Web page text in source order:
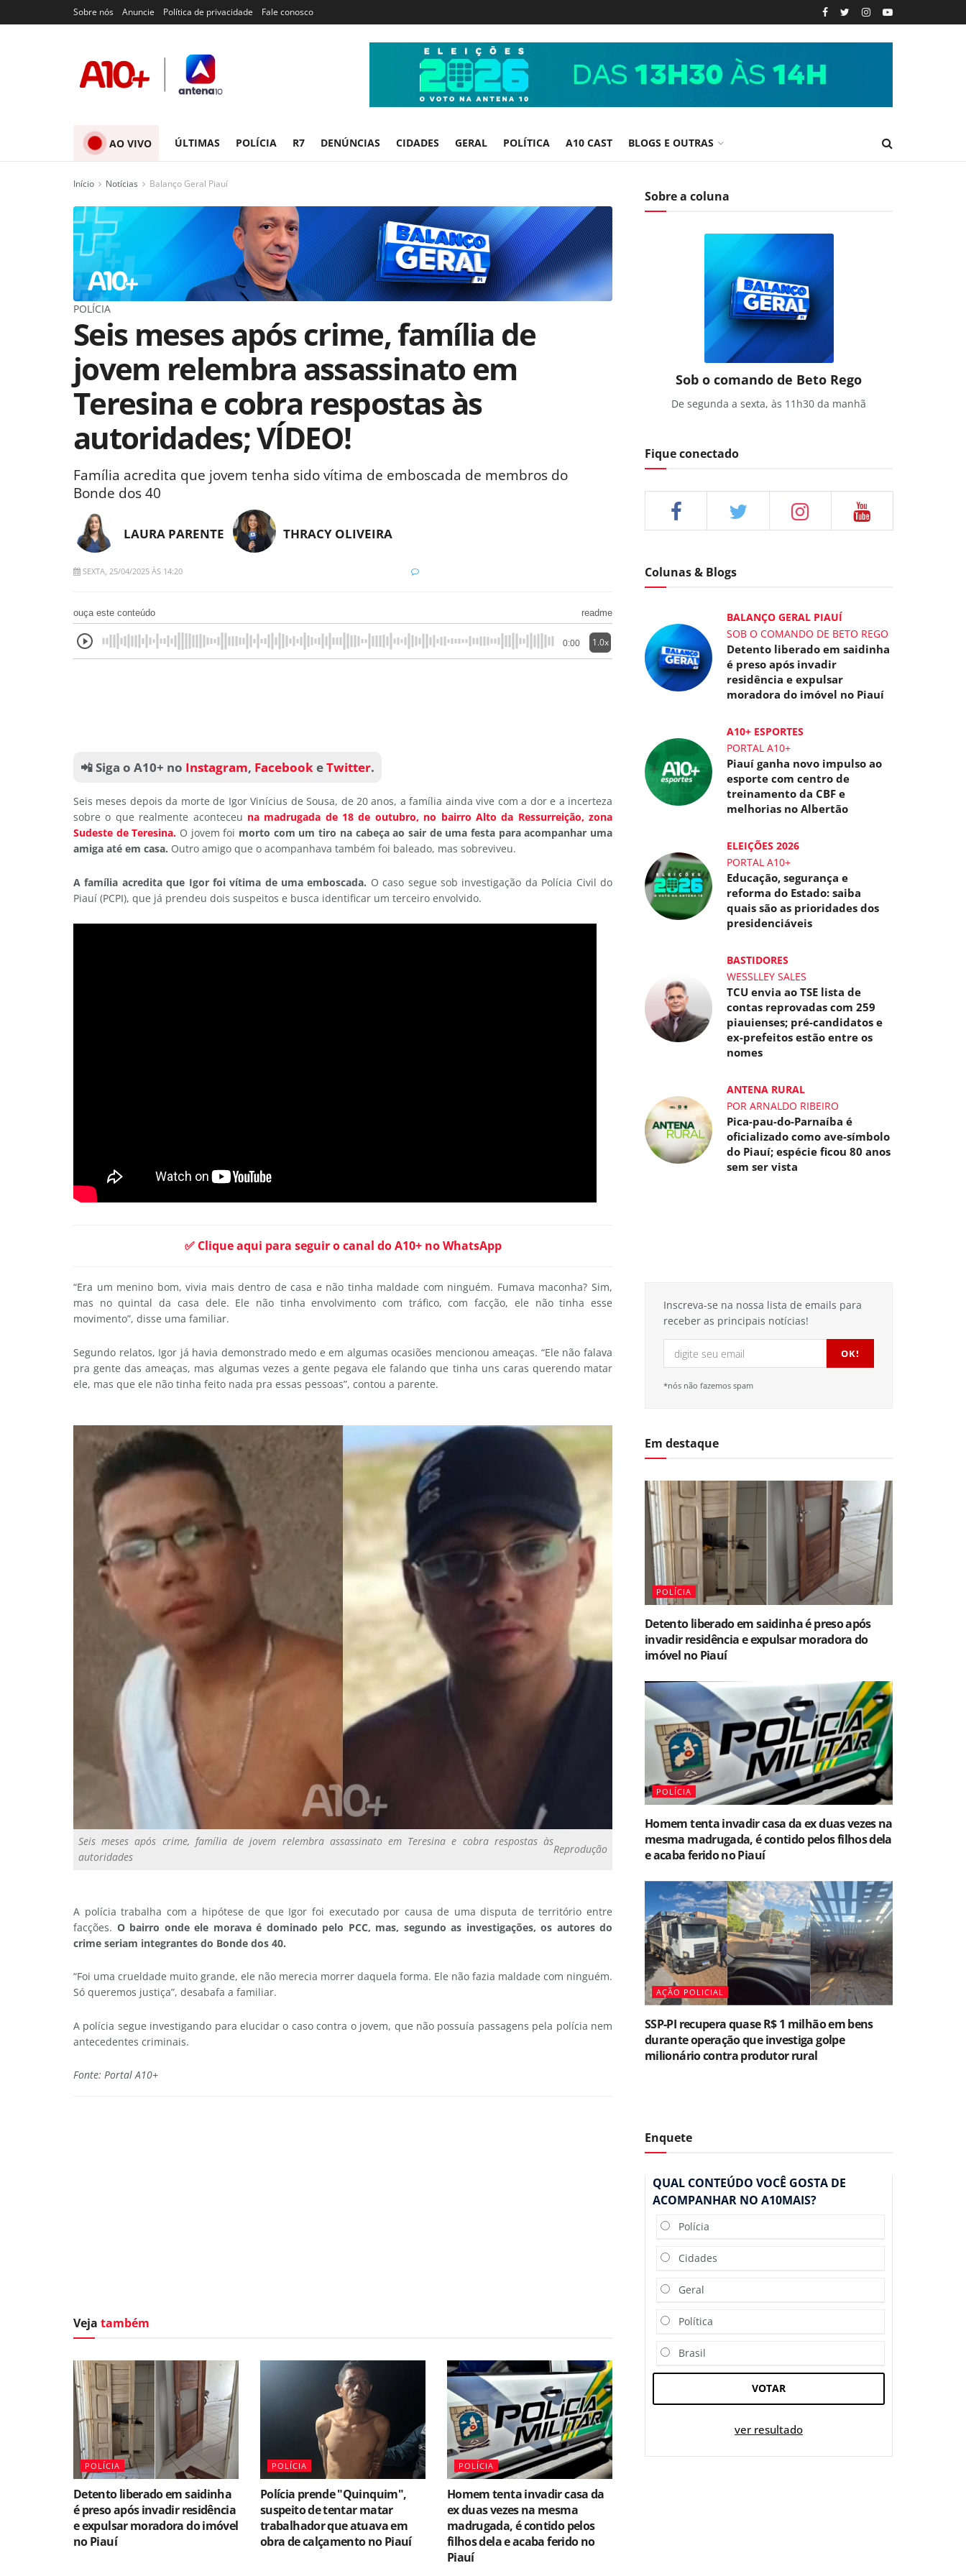
Sobre nós Anuncie Política de privacidade Fale conosco
AO VIVO ÚLTIMAS POLÍCIA R7 DENÚNCIAS CIDADES GERAL POLÍTICA A10 CAST BLOGS E OUTRAS
Início Notícias Balanço Geral Piauí
POLÍCIA
Seis meses após crime, família de
jovem relembra assassinato em
Teresina e cobra respostas às
autoridades; VÍDEO!
Família acredita que jovem tenha sido vítima de emboscada de membros do
Bonde dos 40
LAURA PARENTE THRACY OLIVEIRA
SEXTA, 25/04/2025 ÀS 14:20
ouça este conteúdo readme
0:00 1.0x
📲 Siga o A10+ no Instagram, FacebookeTwitter.
Seis meses depois da morte de Igor Vinícius de Sousa, de 20 anos, a família ainda vive com a dor e a incerteza
sobre o que realmente aconteceu na madrugada de 18 de outubro, no bairro Alto da Ressurreição, zona
Sudeste de Teresina. O jovem foi morto com um tiro na cabeça ao sair de uma festa para acompanhar uma
amiga até em casa. Outro amigo que o acompanhava também foi baleado, mas sobreviveu.
A família acredita que Igor foi vítima de uma emboscada. O caso segue sob investigação da Polícia Civil do
Piauí (PCPI), que já prendeu dois suspeitos e busca identificar um terceiro envolvido.
✅ Clique aqui para seguir o canal do A10+ no WhatsApp
“Era um menino bom, vivia mais dentro de casa e não tinha maldade com ninguém. Fumava maconha? Sim,
mas no quintal da casa dele. Ele não tinha envolvimento com tráfico, com facção, ele não tinha esse
movimento”, disse uma familiar.
Segundo relatos, Igor já havia demonstrado medo e em algumas ocasiões mencionou ameaças. “Ele não falava
pra gente das ameaças, mas algumas vezes a gente pegava ele falando que tinha uns caras querendo matar
ele, mas que ele não tinha feito nada pra essas pessoas”, contou a parente.
Seis meses após crime, família de jovem relembra assassinato em Teresina e cobra respostas às
autoridades
Reprodução
A polícia trabalha com a hipótese de que Igor foi executado por causa de uma disputa de território entre
facções. O bairro onde ele morava é dominado pelo PCC, mas, segundo as investigações, os autores do
crime seriam integrantes do Bonde dos 40.
“Foi uma crueldade muito grande, ele não merecia morrer daquela forma. Ele não fazia maldade com ninguém.
Só queremos justiça”, desabafa a familiar.
A polícia segue investigando para elucidar o caso contra o jovem, que não possuía passagens pela polícia nem
antecedentes criminais.
Fonte: Portal A10+
Veja também
POLÍCIA
Detento liberado em saidinha
é preso após invadir residência
e expulsar moradora do imóvel
no Piauí
POLÍCIA
Polícia prende "Quinquim",
suspeito de tentar matar
trabalhador que atuava em
obra de calçamento no Piauí
POLÍCIA
Homem tenta invadir casa da
ex duas vezes na mesma
madrugada, é contido pelos
filhos dela e acaba ferido no
Piauí
Sobre a coluna
Sob o comando de Beto Rego
De segunda a sexta, às 11h30 da manhã
Fique conectado
Colunas & Blogs
BALANÇO GERAL PIAUÍ
SOB O COMANDO DE BETO REGO
Detento liberado em saidinha
é preso após invadir
residência e expulsar
moradora do imóvel no Piauí
A10+ ESPORTES
PORTAL A10+
Piauí ganha novo impulso ao
esporte com centro de
treinamento da CBF e
melhorias no Albertão
ELEIÇÕES 2026
PORTAL A10+
Educação, segurança e
reforma do Estado: saiba
quais são as prioridades dos
presidenciáveis
BASTIDORES
WESSLLEY SALES
TCU envia ao TSE lista de
contas reprovadas com 259
piauienses; pré-candidatos e
ex-prefeitos estão entre os
nomes
ANTENA RURAL
POR ARNALDO RIBEIRO
Pica-pau-do-Parnaíba é
oficializado como ave-símbolo
do Piauí; espécie ficou 80 anos
sem ser vista
Inscreva-se na nossa lista de emails para
receber as principais notícias!
*nós não fazemos spam
Em destaque
POLÍCIA
Detento liberado em saidinha é preso após
invadir residência e expulsar moradora do
imóvel no Piauí
POLÍCIA
Homem tenta invadir casa da ex duas vezes na
mesma madrugada, é contido pelos filhos dela
e acaba ferido no Piauí
AÇÃO POLICIAL
SSP-PI recupera quase R$ 1 milhão em bens
durante operação que investiga golpe
milionário contra produtor rural
Enquete
QUAL CONTEÚDO VOCÊ GOSTA DE
ACOMPANHAR NO A10MAIS?
Polícia
Cidades
Geral
Política
Brasil
VOTAR
ver resultado